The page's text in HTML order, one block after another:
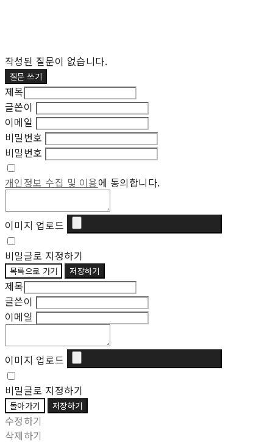
작성된 질문이 없습니다.
질문 쓰기
제목
글쓴이
이메일
비밀번호
비밀번호
개인정보 수집 및 이용에 동의합니다.
이미지 업로드
비밀글로 지정하기
목록으로 가기 저장하기
제목
글쓴이
이메일
이미지 업로드
비밀글로 지정하기
돌아가기 저장하기
수정하기
삭제하기